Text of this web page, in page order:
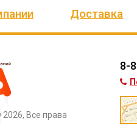
Если
Доставка
Все права
8-